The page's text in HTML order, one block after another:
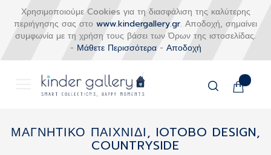
Χρησιμοποιούμε Cookies για τη διασφάλιση της καλύτερης
περιήγησης σας στο www.kindergallery.gr. Αποδοχή, σημαίνει
συμφωνία με τη χρήση τους βάσει των Όρων της ιστοσελίδας.
- Μάθετε Περισσότερα- Αποδοχή
Το
στο
περιεχόμενο
ΜΑΓΝΗΤΙΚΟ ΠΑΙΧΝΙΔΙ, IOTOBO DESIGN,
COUNTRYSIDE